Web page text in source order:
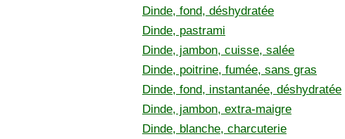
Dinde, fond, déshydratée
Dinde, pastrami
Dinde, jambon, cuisse, salée
Dinde, poitrine, fumée, sans gras
Dinde, fond, instantanée, déshydratée
Dinde, jambon, extra-maigre
Dinde, blanche, charcuterie